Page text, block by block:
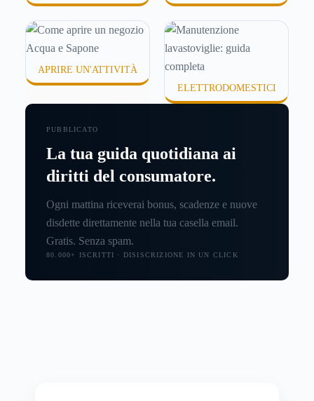
APRIRE UN'ATTIVITÀ
ELETTRODOMESTICI
PUBBLICATO
La tua guida quotidiana ai
diritti del consumatore.
Ogni mattina riceverai bonus, scadenze e nuove
disdette direttamente nella tua casella email.
Gratis. Senza spam.
80.000+ ISCRITTI · DISISCRIZIONE IN UN CLICK